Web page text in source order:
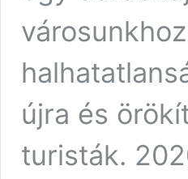
újra és
turisták.